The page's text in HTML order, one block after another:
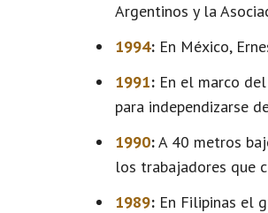
Argentinos y la
1994: En México,
1991: En el marco
para independizarse
1990:A 40 metros
los trabajadores que
1989: En Filipinas el